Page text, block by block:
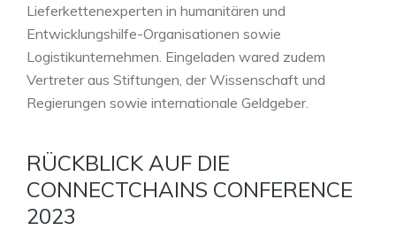
Lieferkettenexperten in humanitären und
Entwicklungshilfe-Organisationen sowie
Logistikunternehmen. Eingeladen wared zudem
Vertreter aus Stiftungen, der Wissenschaft und
Regierungen sowie internationale Geldgeber.
RÜCKBLICK AUF DIE
CONNECTCHAINS CONFERENCE
2023